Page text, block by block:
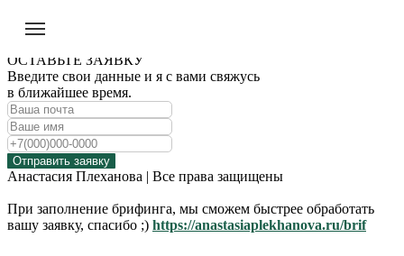
ОСТАВЬТЕ ЗАЯВКУ
Введите свои данные и я с вами свяжусь
в ближайшее время.
Отправить заявку
Анастасия Плеханова | Все права защищены
При заполнение брифинга, мы сможем быстрее обработать
вашу заявку, спасибо ;) https://anastasiaplekhanova.ru/brif